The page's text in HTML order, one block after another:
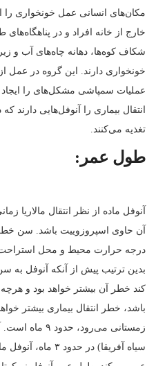
خارج از خانه افراد و در پناهگاه‌های
شکاف کوه‌ها، دهانه چاه‌های آب و
خونخواری دارند. این گروه در عمل از
عملیات سمپاشی مشکل‌های را
انتقال بیماری را آنوفل‌هایی
تغذیه می‌کنند.
طول عمر:
آنوفل ماده از نظر انتقال
آن حاوی اسپروزوییت باشد. سن
درجه حرارت محیط و محل استراحت
بدین ترتیب پیش از آنکه آنوفل به
کند خطر آن بیشتر خواهد بود و
باشد، خطر انتقال بیماری بیشتر
زمستانی